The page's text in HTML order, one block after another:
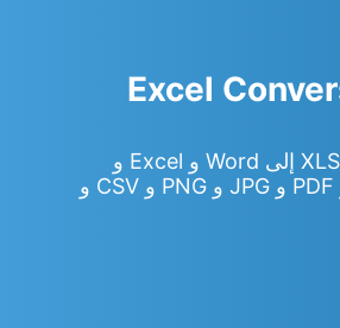
Excel
يمكنك تحويل XLSX إلى Word و Excel و
PowerPoint و PDF و JPG و PNG و CSV و